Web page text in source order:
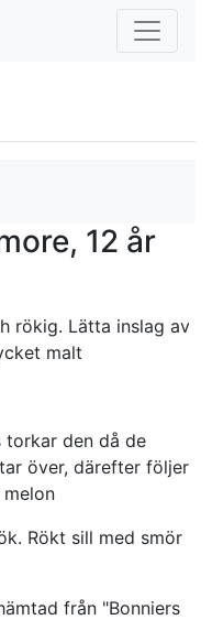
12 år
rökig. Lätta inslag av
malt
torkar den då de
över, därefter följer
Rökt sill med smör
från "Bonniers